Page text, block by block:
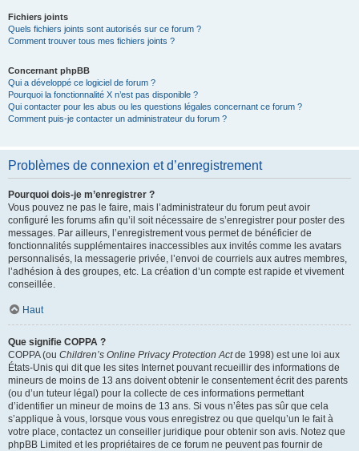
Fichiers joints
Quels fichiers joints sont autorisés sur ce forum ?
Comment trouver tous mes fichiers joints ?
Concernant phpBB
Qui a développé ce logiciel de forum ?
Pourquoi la fonctionnalité X n’est pas disponible ?
Qui contacter pour les abus ou les questions légales concernant ce forum ?
Comment puis-je contacter un administrateur du forum ?
Problèmes de connexion et d’enregistrement
Pourquoi dois-je m’enregistrer ?
Vous pouvez ne pas le faire, mais l’administrateur du forum peut avoir
configuré les forums afin qu’il soit nécessaire de s’enregistrer pour poster des
messages. Par ailleurs, l’enregistrement vous permet de bénéficier de
fonctionnalités supplémentaires inaccessibles aux invités comme les avatars
personnalisés, la messagerie privée, l’envoi de courriels aux autres membres,
l’adhésion à des groupes, etc. La création d’un compte est rapide et vivement
conseillée.
Haut
Que signifie COPPA ?
COPPA (ou Children’s Online Privacy Protection Actde 1998) est une loi aux
États-Unis qui dit que les sites Internet pouvant recueillir des informations de
mineurs de moins de 13 ans doivent obtenir le consentement écrit des parents
(ou d’un tuteur légal) pour la collecte de ces informations permettant
d’identifier un mineur de moins de 13 ans. Si vous n’êtes pas sûr que cela
s’applique à vous, lorsque vous vous enregistrez ou que quelqu’un le fait à
votre place, contactez un conseiller juridique pour obtenir son avis. Notez que
phpBB Limited et les propriétaires de ce forum ne peuvent pas fournir de